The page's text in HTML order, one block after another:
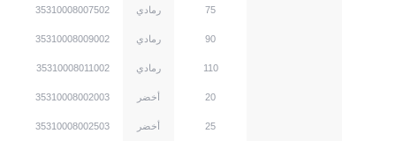
35310008007502 رمادي 75
35310008009002 رمادي 90
35310008011002 رمادي 110
35310008002003 أخضر 20
35310008002503 أخضر 25